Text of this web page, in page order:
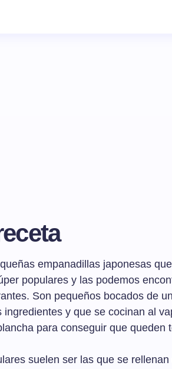
empanadillas japonesas
populares y las podemos
Son pequeños bocados de
y que se cocinan al
para conseguir que queden
suelen ser las que se